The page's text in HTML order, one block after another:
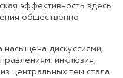
эффективность здесь
общественно
дискуссиями,
инклюзия,
центральных тем стала